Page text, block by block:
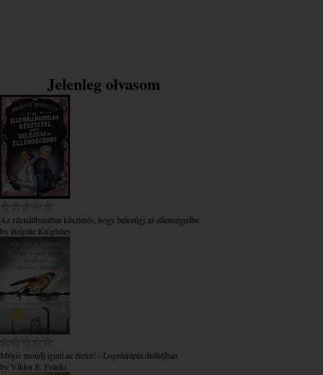
Jelenleg olvasom
Az ​ellenállhatatlan késztetés, hogy belezúgj az ellenségedbe
by Brigitte Knightley
Mégis mondj igent az életre! - Logoterápia dióhéjban
by Viktor E. Frankl